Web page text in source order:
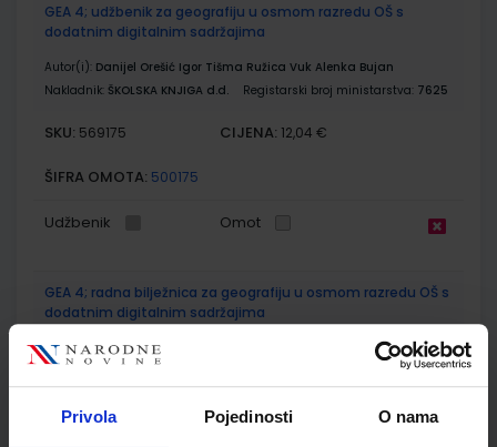
Privola Pojedinosti O nama
GEA 4; udžbenik za geografiju u osmom razredu OŠ s
dodatnim digitalnim sadržajima
Autor(i): Danijel Orešić Igor Tišma Ružica Vuk Alenka Bujan
Nakladnik: ŠKOLSKA KNJIGA d.d. Registarski broj ministarstva: 7625
SKU: 569175 CIJENA: 12,04 €
ŠIFRA OMOTA: 500175
Udžbenik Omot
GEA 4; radna bilježnica za geografiju u osmom razredu OŠ s
dodatnim digitalnim sadržajima
Autor(i):Danijel Orešić Ružica Vuk Igor Tišma Alenka Bujan
Registarski broj ministarstva:
7625-DOM
CIJENA: